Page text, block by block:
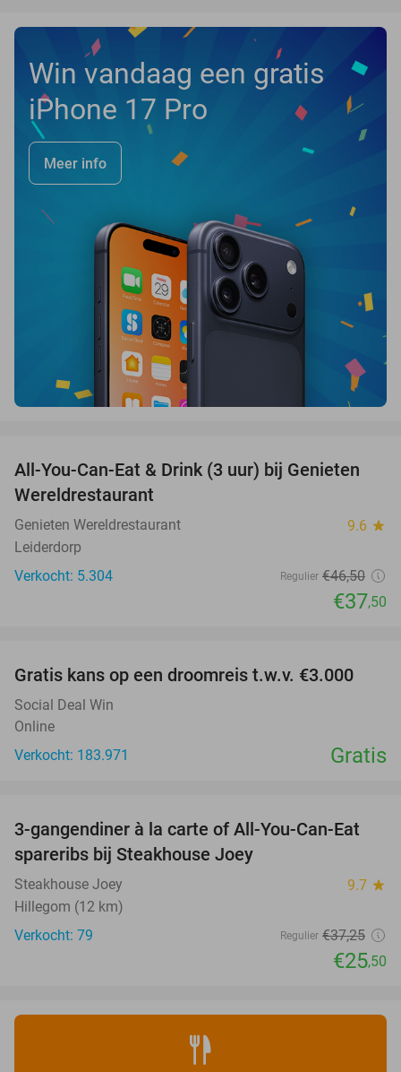
Win vandaag een gratis
iPhone 17 Pro
Meer info
19%
All-You-Can-Eat & Drink (3 uur) bij Genieten
Wereldrestaurant
Genieten Wereldrestaurant 9.6 star
Leiderdorp
Verkocht: 5.304
Regulier €46,50
€37,50
Gratis kans op een droomreis t.w.v. €3.000
Social Deal Win
Online
Verkocht: 183.971
Gratis
32%
3-gangendiner à la carte of All-You-Can-Eat
spareribs bij Steakhouse Joey
Steakhouse Joey 9.7 star
Hillegom (12 km)
Verkocht: 79
Regulier €37,25
€25,50